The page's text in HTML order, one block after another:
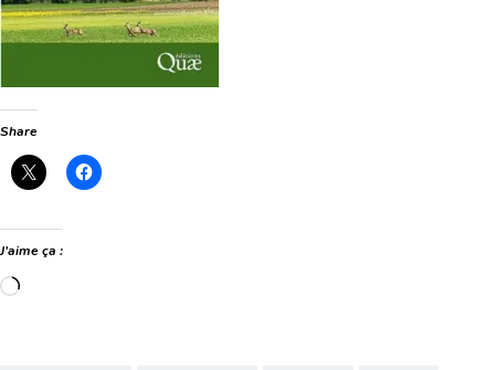
Share
J’aime ça :
Chargement…